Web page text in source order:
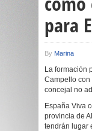
para
By Marina
La formación
Campello con
concejal no
España Viva
provincia de
tendrán lugar